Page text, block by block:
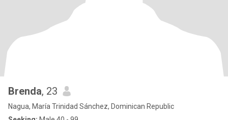
Brenda, 23
Nagua, María Trinidad Sánchez, Dominican Republic